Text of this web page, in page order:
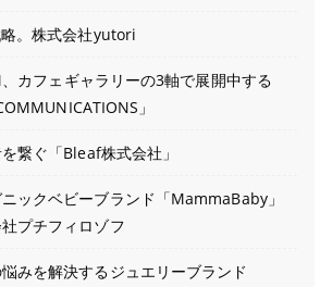
。株式会社yutori
カフェギャラリーの3軸で展開中する
」
繋ぐ「Bleaf株式会社」
ックベビーブランド「MammaBaby」
プチフィロゾフ
みを解決するジュエリーブランド